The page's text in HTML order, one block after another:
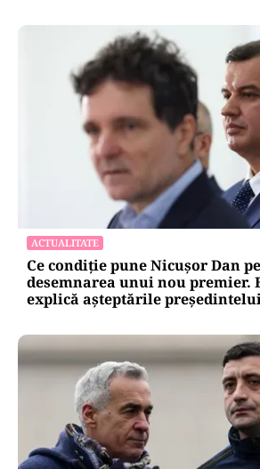
ACTUALITATE
Ce condiție pune Nicușor Dan
desemnarea unui nou premier.
explică așteptările